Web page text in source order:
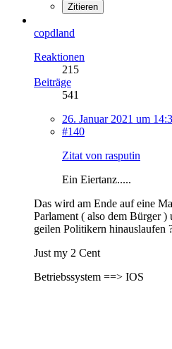
Zitieren
copdland
Reaktionen
215
Beiträge
541
26. Januar 2021 um
#140
Zitat von rasputin
Ein Eiertanz.....
Das wird am Ende auf eine
Parlament ( also dem Bürger
geilen Politikern hinauslaufen
Just my 2 Cent
Betriebssystem ==> IOS